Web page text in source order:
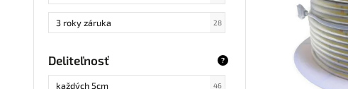
3 roky záruka 28
Deliteľnosť ?
každých 5cm 46